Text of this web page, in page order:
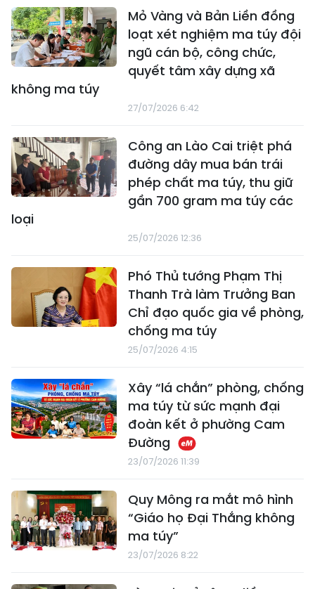
Mỏ Vàng và Bản Liền đồng
loạt xét nghiệm ma túy đội
ngũ cán bộ, công chức,
quyết tâm xây dựng xã
không ma túy
27/07/2026 6:42
Công an Lào Cai triệt phá
đường dây mua bán trái
phép chất ma túy, thu giữ
gần 700 gram ma túy các
loại
25/07/2026 12:36
Phó Thủ tướng Phạm Thị
Thanh Trà làm Trưởng Ban
Chỉ đạo quốc gia về phòng,
chống ma túy
25/07/2026 4:15
Xây “lá chắn” phòng, chống
ma túy từ sức mạnh đại
đoàn kết ở phường Cam
Đường
23/07/2026 11:39
Quy Mông ra mắt mô hình
“Giáo họ Đại Thắng không
ma túy”
23/07/2026 8:22